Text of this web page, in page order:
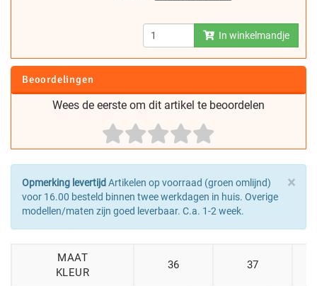
In winkelmandje
Beoordelingen
Wees de eerste om dit artikel te beoordelen
×
Opmerking levertijd Artikelen op voorraad (groen omlijnd)
voor 16.00 besteld binnen twee werkdagen in huis. Overige
modellen/maten zijn goed leverbaar. C.a. 1-2 week.
MAAT
KLEUR
36 37